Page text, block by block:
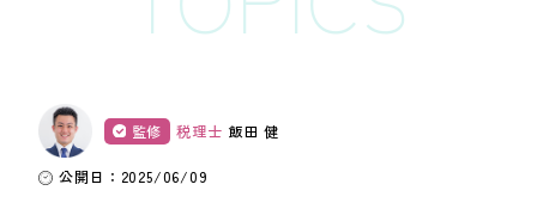
クラウド会計導入サポート
ワンストップ士業サポート
建設業者様向け
監修 税理士 飯田 健
公開日：2025/06/09